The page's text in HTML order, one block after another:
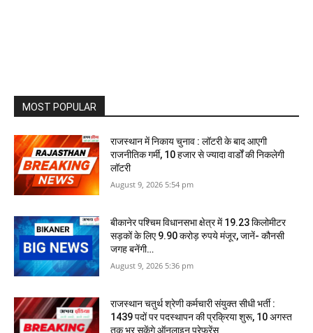
MOST POPULAR
राजस्थान में निकाय चुनाव : लॉटरी के बाद आएगी
राजनीतिक गर्मी, 10 हजार से ज्‍यादा वार्डों की निकलेगी
लॉटरी
August 9, 2026 5:54 pm
बीकानेर पश्चिम विधानसभा क्षेत्र में 19.23 किलोमीटर
सड़कों के लिए 9.90 करोड़ रुपये मंजूर, जानें- कौनसी
जगह बनेंगी…
August 9, 2026 5:36 pm
राजस्थान चतुर्थ श्रेणी कर्मचारी संयुक्त सीधी भर्ती :
1439 पदों पर पदस्थापन की प्रक्रिया शुरू, 10 अगस्त
तक भर सकेंगे ऑनलाइन प्रेफरेंस